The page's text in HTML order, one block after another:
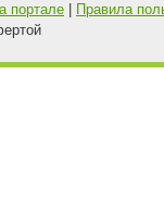
портале
Правила